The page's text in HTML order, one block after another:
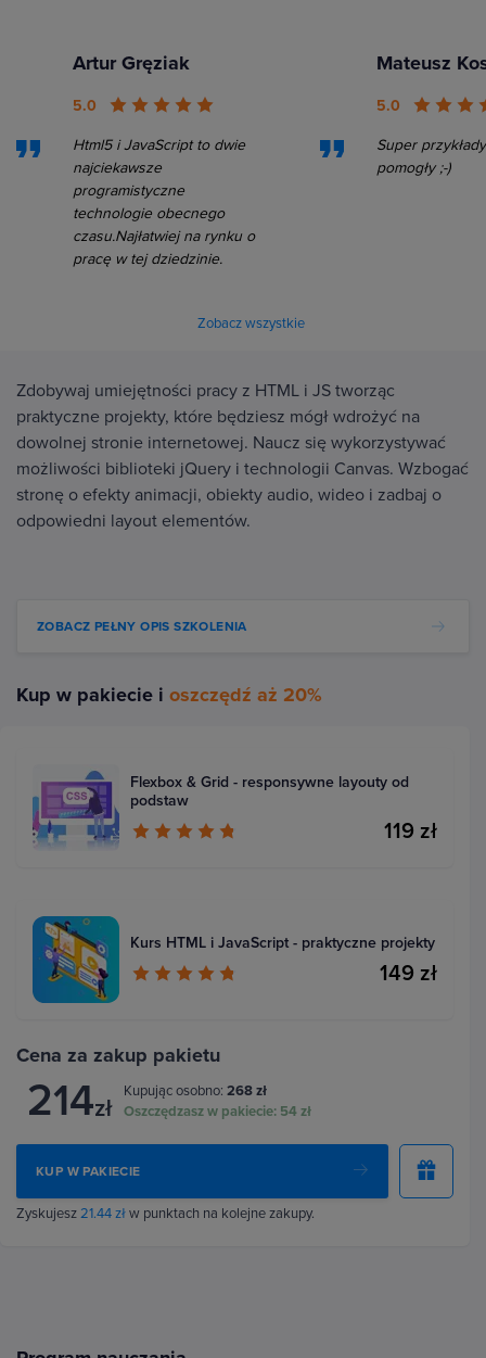
Artur Gręziak
5.0
Html5 i JavaScript to dwie
najciekawsze
programistyczne
technologie obecnego
czasu.Najłatwiej na rynku o
pracę w tej dziedzinie.
Mateusz
5.0
Super
pomogły ;-)
Zobacz wszystkie
Zdobywaj umiejętności pracy z HTML i JS tworząc
praktyczne projekty, które będziesz mógł wdrożyć na
dowolnej stronie internetowej. Naucz się wykorzystywać
możliwości biblioteki jQuery i technologii Canvas. Wzbogać
stronę o efekty animacji, obiekty audio, wideo i zadbaj o
odpowiedni layout elementów.
ZOBACZ PEŁNY OPIS SZKOLENIA
Kup w pakiecie i oszczędź aż 20%
Flexbox & Grid - responsywne layouty od
podstaw
119 zł
Kurs HTML i JavaScript - praktyczne projekty
149 zł
Cena za zakup pakietu
214zł
Kupując osobno: 268 zł
Oszczędzasz w pakiecie: 54 zł
KUP W PAKIECIE
Zyskujesz21.44 złw punktach na kolejne zakupy.